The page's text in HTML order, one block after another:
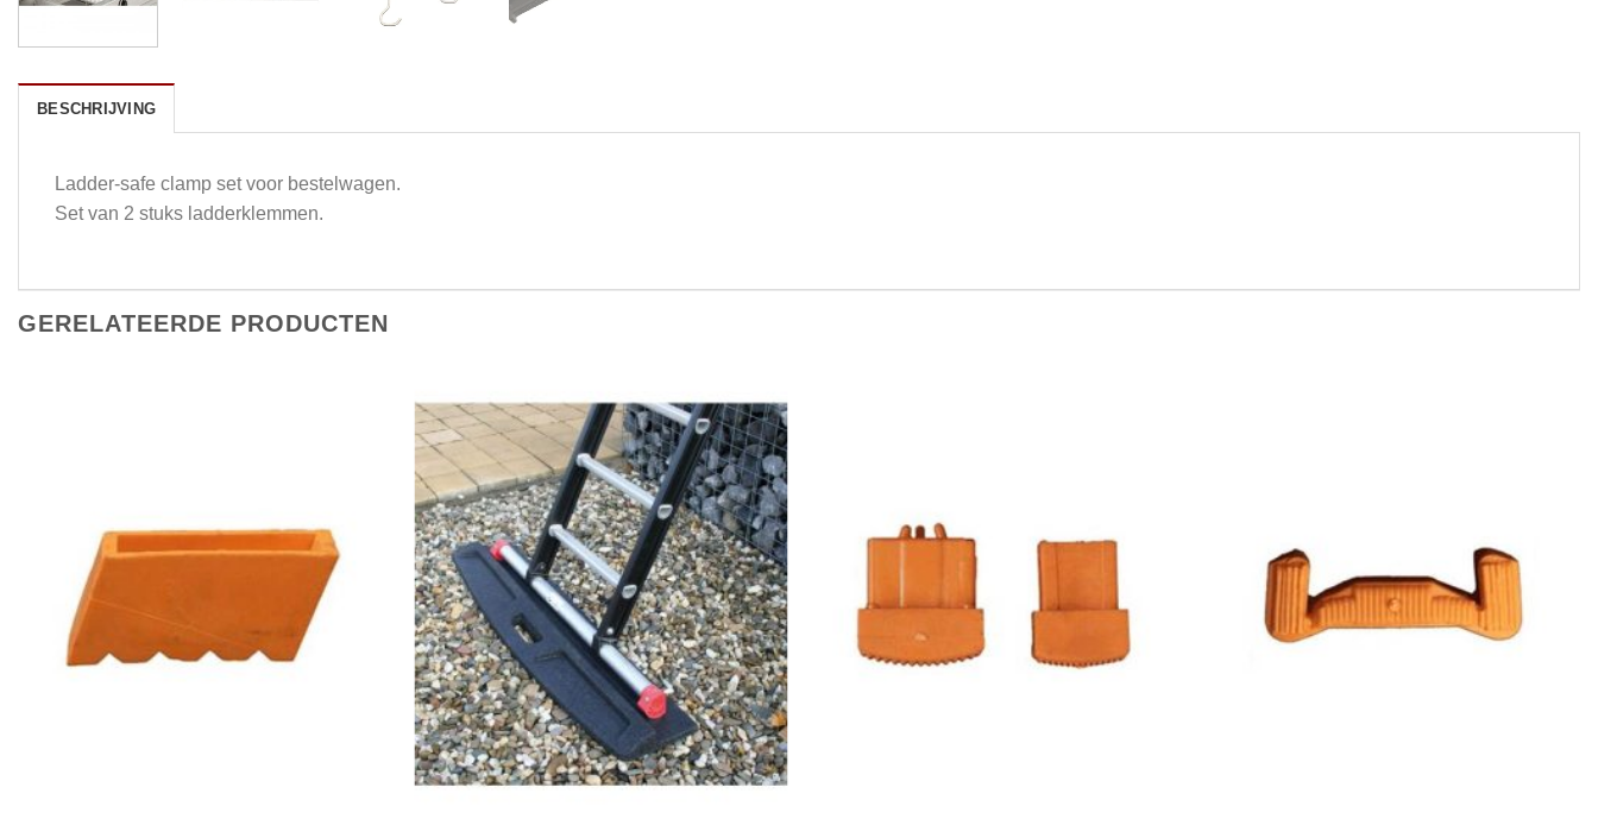
BESCHRIJVING
Ladder-safe clamp set voor bestelwagen.
Set van 2 stuks ladderklemmen.
GERELATEERDE PRODUCTEN